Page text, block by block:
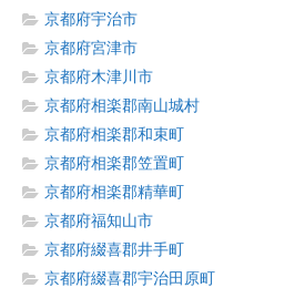
京都府宇治市
京都府宮津市
京都府木津川市
京都府相楽郡南山城村
京都府相楽郡和束町
京都府相楽郡笠置町
京都府相楽郡精華町
京都府福知山市
京都府綴喜郡井手町
京都府綴喜郡宇治田原町